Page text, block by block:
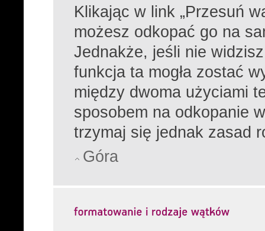
Klikając w link „Przesuń
możesz odkopać go na
Jednakże, jeśli nie
funkcja ta mogła zostać
między dwoma użyciami
sposobem na odkopanie
trzymaj się jednak zasad
Góra